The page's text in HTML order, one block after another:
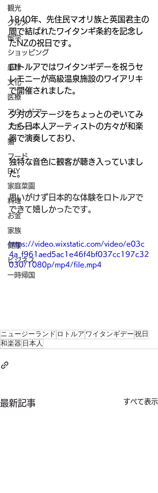
観光
グルメ
留学
ショッピング
感想
文化
医療
アウトドア
スポーツ
猫
フード
DIY
家庭菜園
料理
お金
家族
健康
ビジネス
一時帰国
1840年、先住民マオリ族と英国君主の
間で結ばれたワイタンギ条約を記念し
たNZの祝日です。
ロトルアではワイタンギデーを祝うセ
レモニーが高級温泉施設のワイアリキ
で開催されました。
夕方のステージをちょっとのぞいてみ
たら日本人アーティストの方々が和楽
器で演奏しており、
独特な音色に観客が聴き入っていまし
た。
思いがけず日本的な体験をロトルアで
できて嬉しかったです。
https://video.wixstatic.com/video/e03c
4a_f961aed5ac1e46f4bf037cc197c32
030/1080p/mp4/file.mp4
ニュージーランド ロトルア ワイタンギデー祝日
和楽器 日本人
最新記事 すべて表示